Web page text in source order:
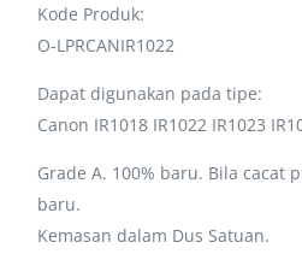
Kode Produk:
O-LPRCANIR1022
Dapat digunakan pada tipe:
Canon IR1018 IR1022 IR1023
Grade A. 100% baru. Bila cacat
baru.
Kemasan dalam Dus Satuan.